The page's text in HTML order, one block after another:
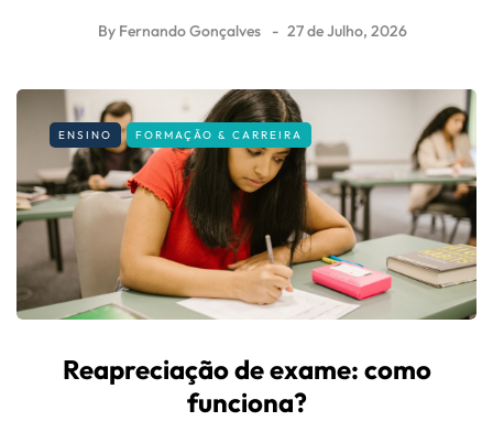
By Fernando Gonçalves 27 de Julho, 2026
ENSINO FORMAÇÃO & CARREIRA
Reapreciação de exame: como
funciona?